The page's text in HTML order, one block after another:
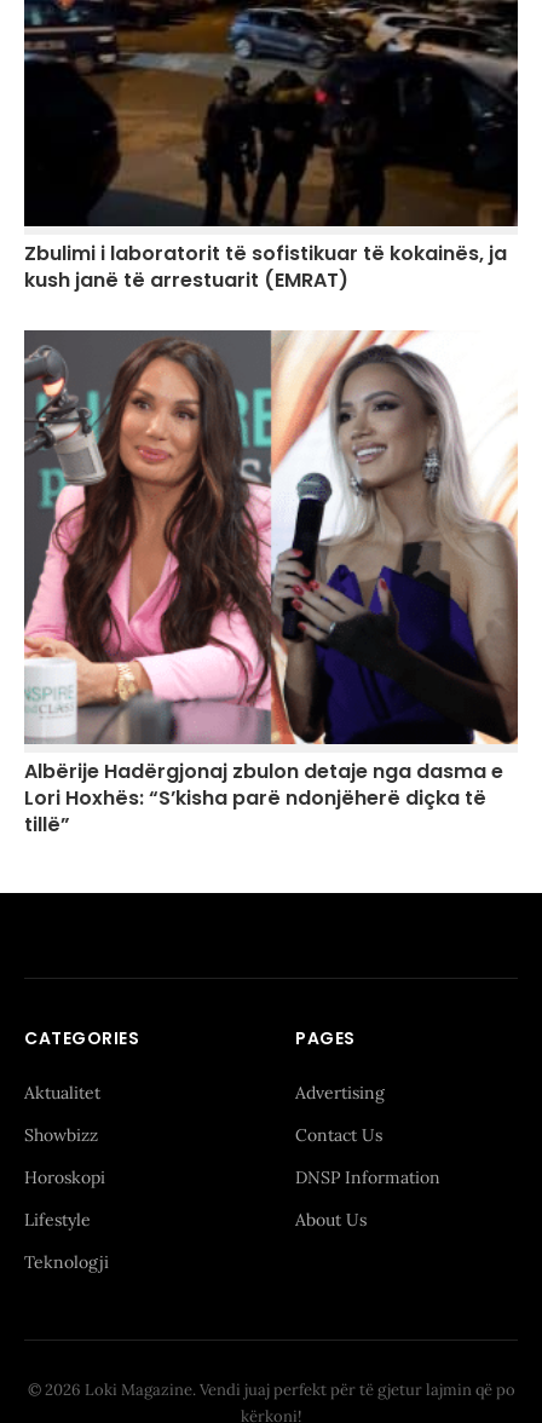
Zbulimi i laboratorit të sofistikuar të kokainës, ja
kush janë të arrestuarit (EMRAT)
Albërije Hadërgjonaj zbulon detaje nga dasma e
Lori Hoxhës: “S’kisha parë ndonjëherë diçka të
tillë”
CATEGORIES
Aktualitet
Showbizz
Horoskopi
Lifestyle
Teknologji
PAGES
Advertising
Contact Us
DNSP Information
About Us
© 2026 Loki Magazine. Vendi juaj perfekt për të gjetur lajmin që po
kërkoni!